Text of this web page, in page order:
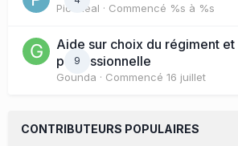
PicoReal · Commencé %s à %s
9
Aide sur choix du régiment
professionnelle
Gounda · Commencé 16 juillet
CONTRIBUTEURS POPULAIRES